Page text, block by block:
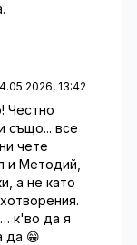
13:42
Честно
също... все
чете
и Методий,
а не като
к'во да я
да 😁